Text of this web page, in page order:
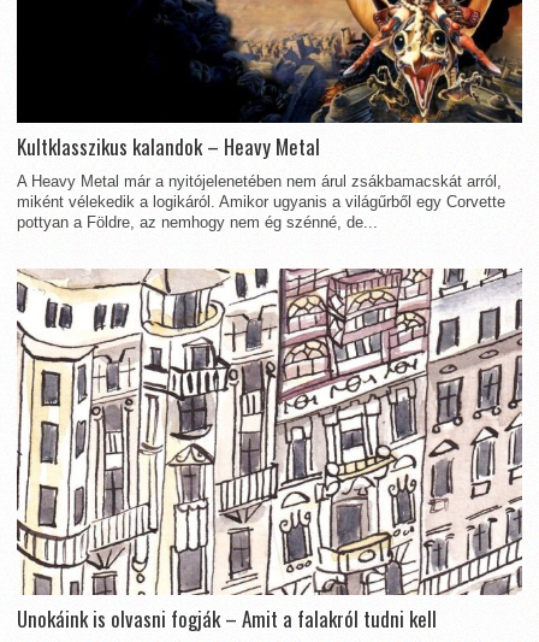
Kultklasszikus kalandok – Heavy Metal
A Heavy Metal már a nyitójelenetében nem árul zsákbamacskát arról,
miként vélekedik a logikáról. Amikor ugyanis a világűrből egy Corvette
pottyan a Földre, az nemhogy nem ég szénné, de...
Unokáink is olvasni fogják – Amit a falakról tudni kell